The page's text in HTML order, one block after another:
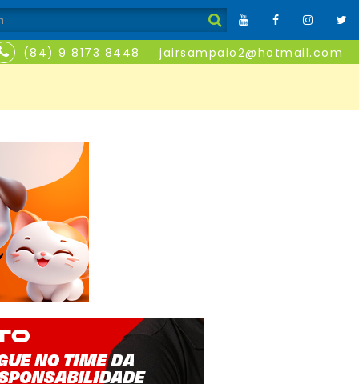
(84) 9 8173 8448 jairsampaio2@hotmail.com